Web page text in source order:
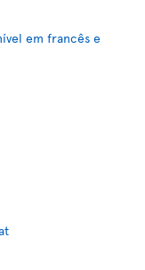
em francês e